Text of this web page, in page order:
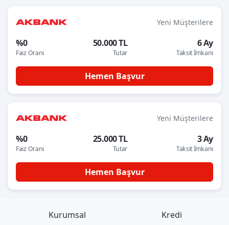
Yeni Müşterilere
%0
Faiz Oranı
50.000 TL
Tutar
6 Ay
Taksit İmkanı
Hemen Başvur
Yeni Müşterilere
%0
Faiz Oranı
25.000 TL
Tutar
3 Ay
Taksit İmkanı
Hemen Başvur
Kurumsal Kredi